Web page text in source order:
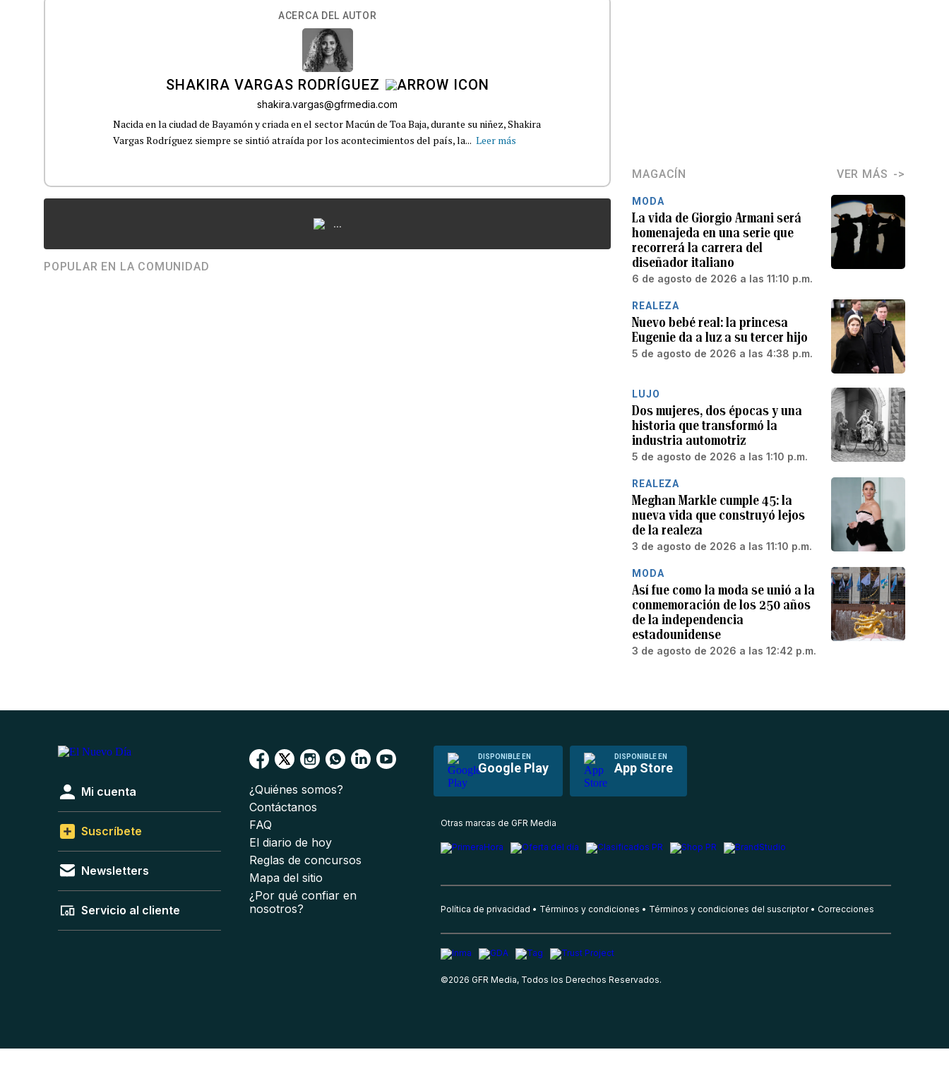
ACERCA DEL AUTOR
SHAKIRA VARGAS RODRÍGUEZ
shakira.vargas@gfrmedia.com
Nacida en la ciudad de Bayamón y criada en el sector Macún de Toa Baja, durante su niñez, Shakira
Vargas Rodríguez siempre se sintió atraída por los acontecimientos del país, la... Leer más
...
POPULAR EN LA COMUNIDAD
MAGACÍN VER MÁS
MODA
La vida de Giorgio Armani será
homenajeda en una serie que
recorrerá la carrera del
diseñador italiano
6 de agosto de 2026 a las 11:10 p.m.
REALEZA
Nuevo bebé real: la princesa
Eugenie da a luz a su tercer hijo
5 de agosto de 2026 a las 4:38 p.m.
LUJO
Dos mujeres, dos épocas y una
historia que transformó la
industria automotriz
5 de agosto de 2026 a las 1:10 p.m.
REALEZA
Meghan Markle cumple 45: la
nueva vida que construyó lejos
de la realeza
3 de agosto de 2026 a las 11:10 p.m.
MODA
Así fue como la moda se unió a la
conmemoración de los 250 años
de la independencia
estadounidense
3 de agosto de 2026 a las 12:42 p.m.
DISPONIBLE EN
Google Play
DISPONIBLE EN
App Store
Mi cuenta
Suscríbete
Newsletters
Servicio al cliente
¿Quiénes somos?
Contáctanos
FAQ
El diario de hoy
Reglas de concursos
Mapa del sitio
¿Por qué confiar en
nosotros?
Otras marcas de GFR Media
Política de privacidad Términos y condiciones Términos y condiciones del suscriptor Correcciones
©2026 GFR Media, Todos los Derechos Reservados.